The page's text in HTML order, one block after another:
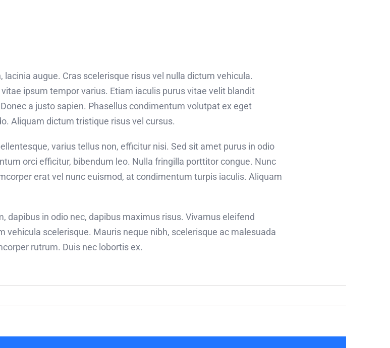
augue. Cras scelerisque risus vel nulla dictum vehicula.
ipsum tempor varius. Etiam iaculis purus vitae velit blandit
a justo sapien. Phasellus condimentum volutpat ex eget
Aliquam dictum tristique risus vel cursus.
varius tellus non, efficitur nisi. Sed sit amet purus in odio
orci efficitur, bibendum leo. Nulla fringilla porttitor congue. Nunc
erat vel nunc euismod, at condimentum turpis iaculis. Aliquam
dapibus in odio nec, dapibus maximus risus. Vivamus eleifend
scelerisque. Mauris neque nibh, scelerisque ac malesuada
rutrum. Duis nec lobortis ex.